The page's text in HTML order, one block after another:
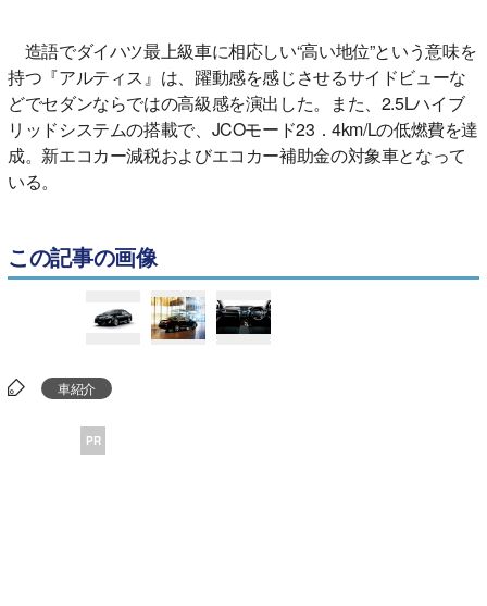
造語でダイハツ最上級車に相応しい“高い地位”という意味を
持つ『アルティス』は、躍動感を感じさせるサイドビューな
どでセダンならではの高級感を演出した。また、2.5Lハイブ
リッドシステムの搭載で、JCOモード23．4km/Lの低燃費を達
成。新エコカー減税およびエコカー補助金の対象車となって
いる。
この記事の画像
車紹介
PR